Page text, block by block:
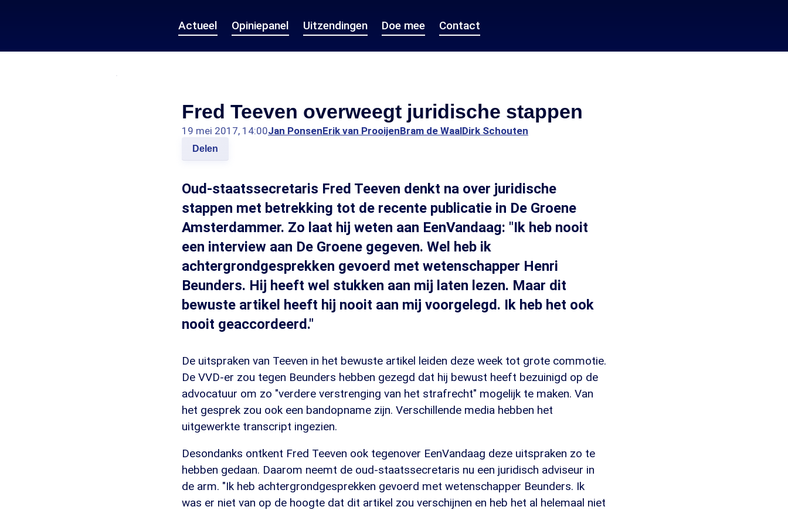
Actueel Opiniepanel Uitzendingen Doe mee Contact
Fred Teeven overweegt juridische stappen
19 mei 2017, 14:00Jan PonsenErik van ProoijenBram de WaalDirk Schouten
Delen
Oud-staatssecretaris Fred Teeven denkt na over juridische
stappen met betrekking tot de recente publicatie in De Groene
Amsterdammer. Zo laat hij weten aan EenVandaag: "Ik heb nooit
een interview aan De Groene gegeven. Wel heb ik
achtergrondgesprekken gevoerd met wetenschapper Henri
Beunders. Hij heeft wel stukken aan mij laten lezen. Maar dit
bewuste artikel heeft hij nooit aan mij voorgelegd. Ik heb het ook
nooit geaccordeerd."
De uitspraken van Teeven in het bewuste artikel leiden deze week tot grote commotie.
De VVD-er zou tegen Beunders hebben gezegd dat hij bewust heeft bezuinigd op de
advocatuur om zo "verdere verstrenging van het strafrecht" mogelijk te maken. Van
het gesprek zou ook een bandopname zijn. Verschillende media hebben het
uitgewerkte transcript ingezien.
Desondanks ontkent Fred Teeven ook tegenover EenVandaag deze uitspraken zo te
hebben gedaan. Daarom neemt de oud-staatssecretaris nu een juridisch adviseur in
de arm. "Ik heb achtergrondgesprekken gevoerd met wetenschapper Beunders. Ik
was er niet van op de hoogte dat dit artikel zou verschijnen en heb het al helemaal niet